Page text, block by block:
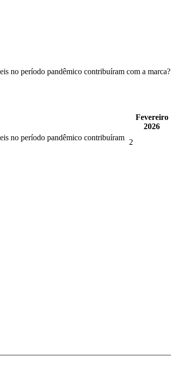
no período pandêmico contribuíram com a marca?
Fevereiro
2026
no período pandêmico contribuíram
2